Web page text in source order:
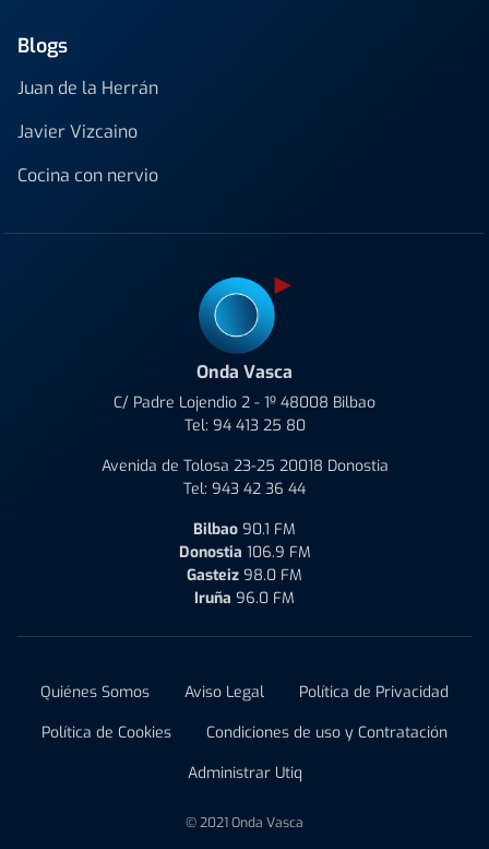
Blogs
Juan de la Herrán
Javier Vizcaino
Cocina con nervio
Onda Vasca
C/ Padre Lojendio 2 - 1º 48008 Bilbao
Tel: 94 413 25 80
Avenida de Tolosa 23-25 20018 Donostia
Tel: 943 42 36 44
Bilbao 90.1 FM
Donostia 106.9 FM
Gasteiz 98.0 FM
Iruña 96.0 FM
Quiénes Somos Aviso Legal
Política de Privacidad
Política de Cookies
Condiciones de uso y Contratación
Administrar Utiq
© 2021 Onda Vasca